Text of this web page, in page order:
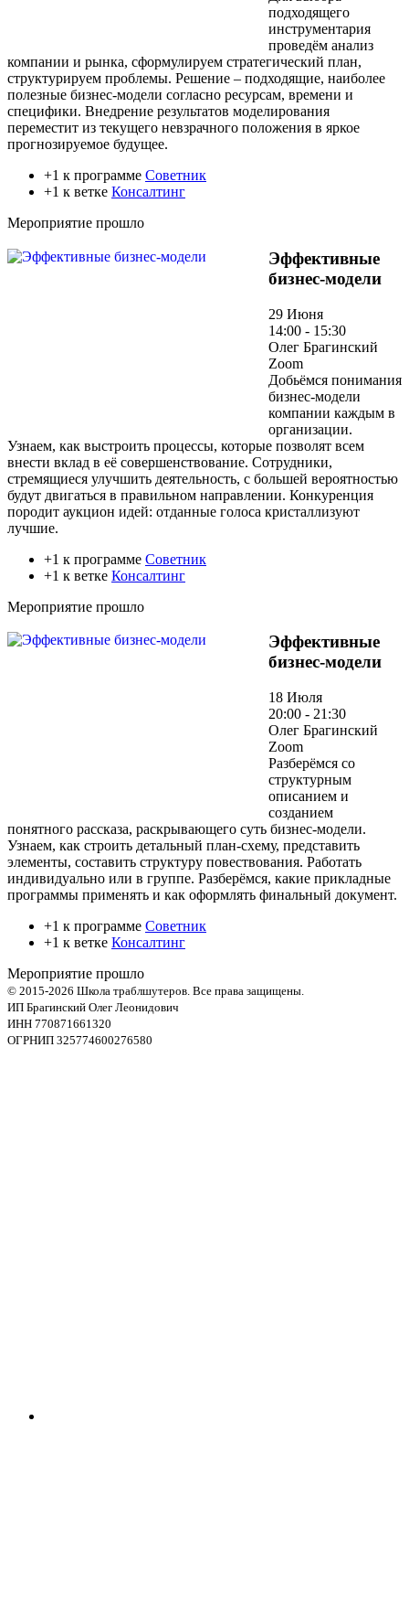
подходящего
инструментария
проведём анализ
компании и рынка, сформулируем стратегический план,
структурируем проблемы. Решение – подходящие, наиболее
полезные бизнес-модели согласно ресурсам, времени и
специфики. Внедрение результатов моделирования
переместит из текущего невзрачного положения в яркое
прогнозируемое будущее.
+1 к программе Советник
+1 к ветке Консалтинг
Мероприятие прошло
Эффективные
бизнес-модели
29 Июня
14:00 - 15:30
Олег Брагинский
Zoom
Добьёмся понимания
бизнес-модели
компании каждым в
организации.
Узнаем, как выстроить процессы, которые позволят всем
внести вклад в её совершенствование. Сотрудники,
стремящиеся улучшить деятельность, с большей вероятностью
будут двигаться в правильном направлении. Конкуренция
породит аукцион идей: отданные голоса кристаллизуют
лучшие.
+1 к программе Советник
+1 к ветке Консалтинг
Мероприятие прошло
Эффективные
бизнес-модели
18 Июля
20:00 - 21:30
Олег Брагинский
Zoom
Разберёмся со
структурным
описанием и
созданием
понятного рассказа, раскрывающего суть бизнес-модели.
Узнаем, как строить детальный план-схему, представить
элементы, составить структуру повествования. Работать
индивидуально или в группе. Разберёмся, какие прикладные
программы применять и как оформлять финальный документ.
+1 к программе Советник
+1 к ветке Консалтинг
Мероприятие прошло
© 2015-2026 Школа траблшутеров. Все права защищены.
ИП Брагинский Олег Леонидович
ИНН 770871661320
ОГРНИП 325774600276580